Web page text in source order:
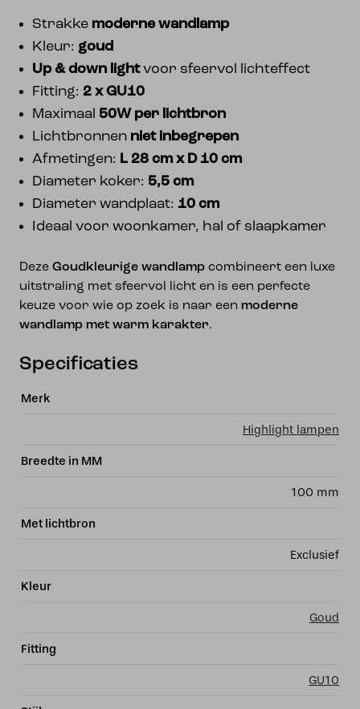
Strakke moderne wandlamp
Kleur: goud
Up & down lightvoor sfeervol lichteffect
Fitting: 2 x GU10
Maximaal 50W per lichtbron
Lichtbronnen niet inbegrepen
Afmetingen: L 28 cm x D 10 cm
Diameter koker: 5,5 cm
Diameter wandplaat: 10 cm
Ideaal voor woonkamer, hal of slaapkamer
Deze Goudkleurige wandlamp combineert een luxe
uitstraling met sfeervol licht en is een perfecte
keuze voor wie op zoek is naar een moderne
wandlamp met warm karakter.
Specificaties
Merk
Highlight lampen
Breedte in MM
100 mm
Met lichtbron
Exclusief
Kleur
Goud
Fitting
GU10